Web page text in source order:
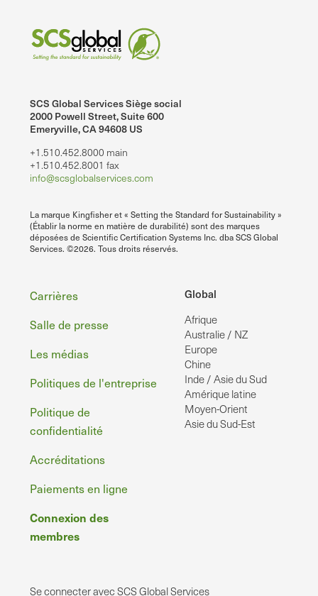
SCS Global Services Siège social
2000 Powell Street, Suite 600
Emeryville, CA 94608 US
+1.510.452.8000 main
+1.510.452.8001 fax
info@scsglobalservices.com
La marque Kingfisher et « Setting the Standard for Sustainability »
(Établir la norme en matière de durabilité) sont des marques
déposées de Scientific Certification Systems Inc. dba SCS Global
Services. ©2026. Tous droits réservés.
Global
Afrique
Australie / NZ
Europe
Chine
Inde / Asie du Sud
Amérique latine
Moyen-Orient
Asie du Sud-Est
Pied
de
page
Carrières
Salle de presse
Les médias
Politiques de l'entreprise
Politique de
confidentialité
Accréditations
Paiements en ligne
Connexion des
membres
Se connecter avec SCS Global Services